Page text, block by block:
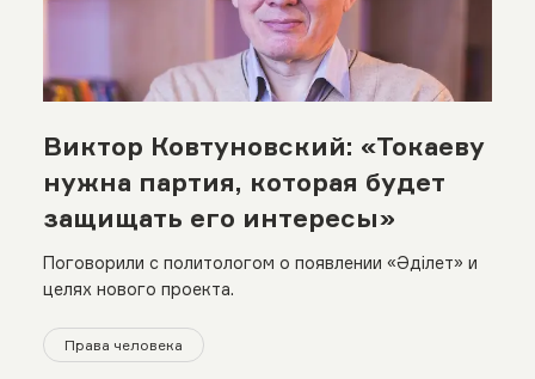
Виктор Ковтуновский: «Токаеву
нужна партия, которая будет
защищать его интересы»
Поговорили с политологом о появлении «Әділет» и
целях нового проекта.
Права человека